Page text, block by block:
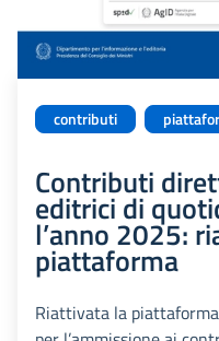
contributi
Contributi
editrici di
l’anno 2025:
piattaforma
Riattivata la